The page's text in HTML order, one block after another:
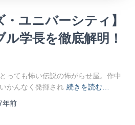
・ユニバーシティ】
学長を徹底解明！
っても怖い伝説の怖がらせ屋。作中
かんなく発揮され 続きを読む…
年前